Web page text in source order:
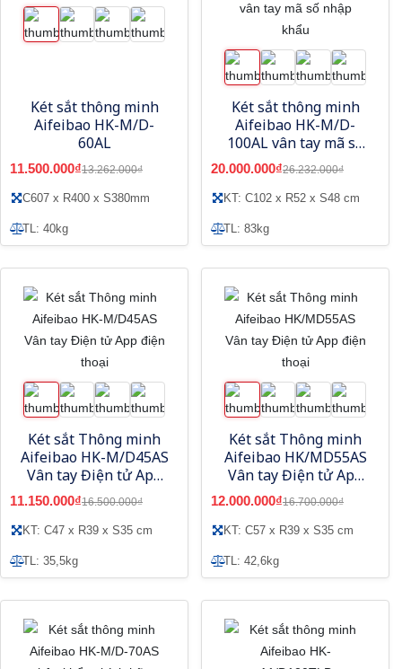
Két sắt thông minh
Aifeibao HK-M/D-
60AL
11.500.000₫13.262.000₫
C607 x R400 x S380mm
TL: 40kg
Két sắt thông minh
Aifeibao HK-M/D-
100AL vân tay mã số
nhập khẩu
20.000.000₫26.232.000₫
KT: C102 x R52 x S48 cm
TL: 83kg
Két sắt Thông minh
Aifeibao HK-M/D45AS
Vân tay Điện tử App
điện thoại
11.150.000₫16.500.000₫
KT: C47 x R39 x S35 cm
TL: 35,5kg
Két sắt Thông minh
Aifeibao HK/MD55AS
Vân tay Điện tử App
điện thoại
12.000.000₫16.700.000₫
KT: C57 x R39 x S35 cm
TL: 42,6kg